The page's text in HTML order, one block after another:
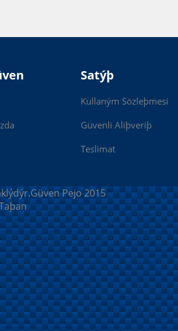
Satýþ
Kullaným Sözleþmesi
Güvenli Aliþveriþ
Teslimat
Pejo 2015